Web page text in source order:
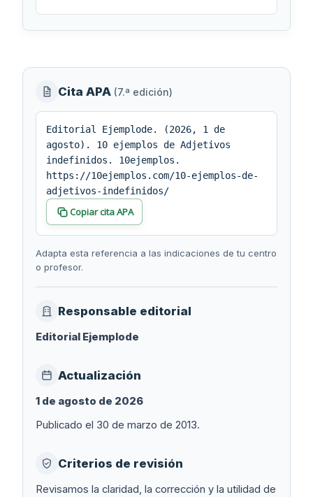
Información
editorial
cita
Cita APA (7.ª edición)
Editorial Ejemplode. (2026, 1 de
agosto). 10 ejemplos de Adjetivos
indefinidos. 10ejemplos.
https://10ejemplos.com/10-ejemplos-de-
adjetivos-indefinidos/
Copiar cita APA
Adapta esta referencia a las indicaciones de tu centro
o profesor.
Responsable editorial
Editorial Ejemplode
Actualización
1 de agosto de 2026
Publicado el 30 de marzo de 2013.
Criterios de revisión
Revisamos la claridad, la corrección y la utilidad de